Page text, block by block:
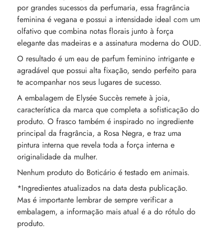
por grandes sucessos da perfumaria, essa fragrância
feminina é vegana e possui a intensidade ideal com um
olfativo que combina notas florais junto à força
elegante das madeiras e a assinatura moderna do OUD.
O resultado é um eau de parfum feminino intrigante e
agradável que possui alta fixação, sendo perfeito para
te acompanhar nos seus lugares de sucesso.
A embalagem de Elysée Succès remete à joia,
característica da marca que completa a sofisticação do
produto. O frasco também é inspirado no ingrediente
principal da fragrância, a Rosa Negra, e traz uma
pintura interna que revela toda a força interna e
originalidade da mulher.
Nenhum produto do Boticário é testado em animais.
*Ingredientes atualizados na data desta publicação.
Mas é importante lembrar de sempre verificar a
embalagem, a informação mais atual é a do rótulo do
produto.